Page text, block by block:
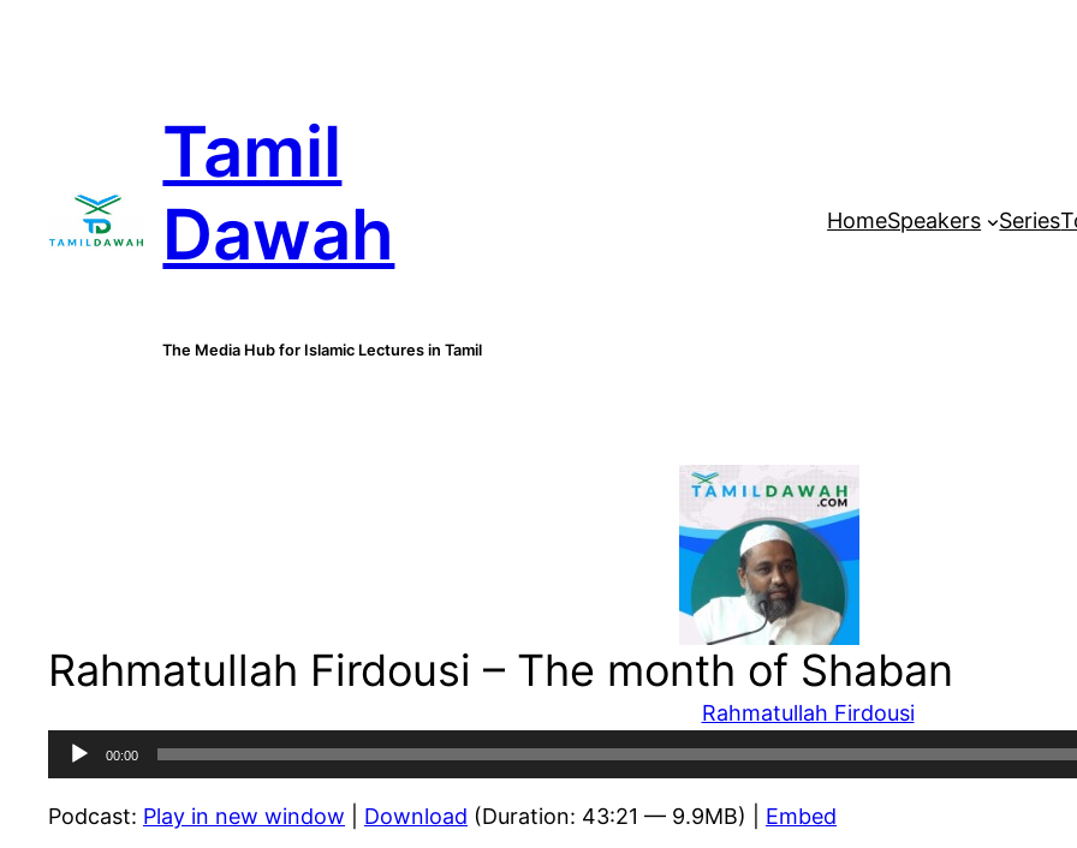
Tamil
Dawah
The Media Hub for Islamic Lectures in Tamil
HomeSpeakers Series
Rahmatullah Firdousi – The month of Shaban
Rahmatullah Firdousi
Audio
Player
00:00
Podcast: Play in new window Download (Duration: 43:21 — 9.9MB) | Embed